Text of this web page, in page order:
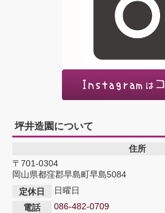
坪井造園について
住所
〒701-0304
岡山県都窪郡早島町早島5084
定休日
日曜日
電話
086-482-0709